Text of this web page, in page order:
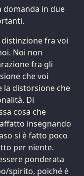
domanda in due
fra voi
Noi non
fra gli
che voi
la distorsione che
Di
cosa che
insegnando
si è fatto poco
per niente.
ponderata
spirito, poiché è